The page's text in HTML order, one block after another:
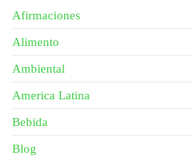
Afirmaciones
Alimento
Ambiental
America Latina
Bebida
Blog